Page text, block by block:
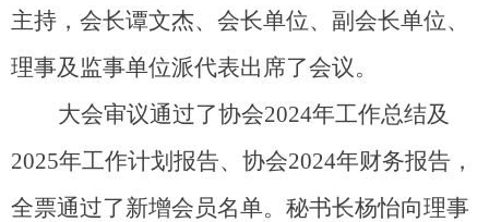
主持，会长谭文杰、会长单位、副会长单位、
理事及监事单位派代表出席了会议。
大会审议通过了协会2024年工作总结及
2025年工作计划报告、协会2024年财务报告，
全票通过了新增会员名单。秘书长杨怡向理事